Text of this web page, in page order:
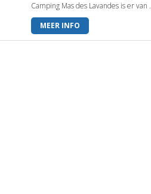
Camping Mas des Lavandes is er van
MEER INFO